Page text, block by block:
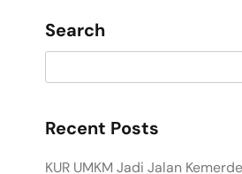
Search
Recent Posts
KUR UMKM Jadi Jalan